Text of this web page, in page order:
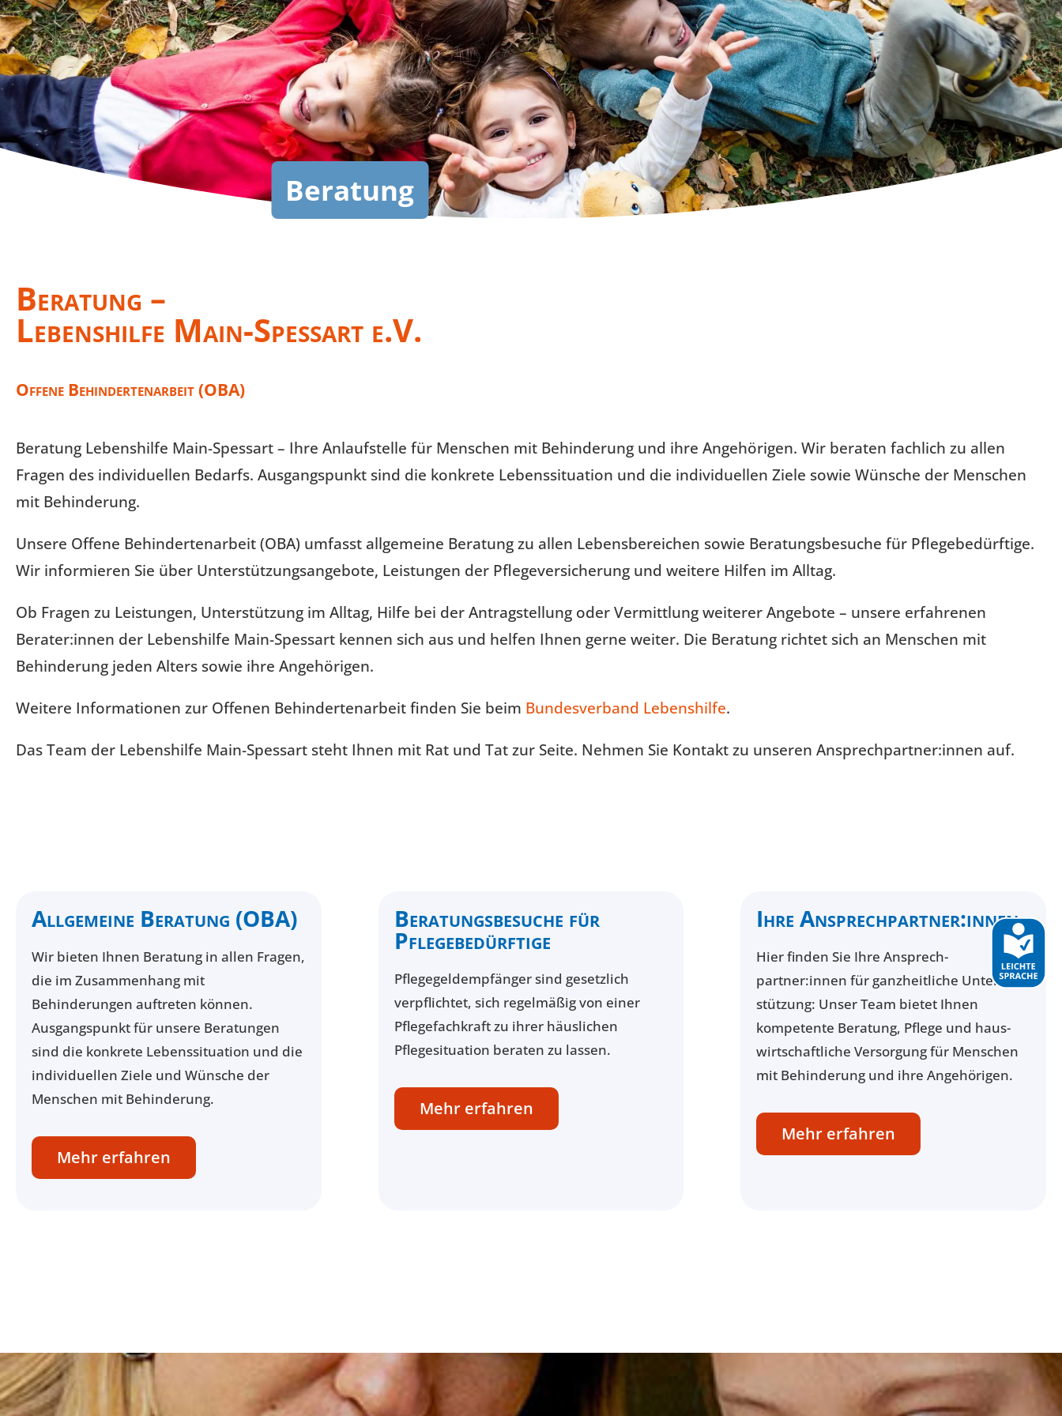
Beratung
Beratung –
Lebenshilfe Main-Spessart e.V.
Offene Behindertenarbeit (OBA)
Beratung Lebenshilfe Main-Spessart – Ihre Anlaufstelle für Menschen mit Behinderung und ihre Angehörigen. Wir beraten fachlich zu allen
Fragen des individuellen Bedarfs. Ausgangspunkt sind die konkrete Lebenssituation und die individuellen Ziele sowie Wünsche der Menschen
mit Behinderung.
Unsere Offene Behindertenarbeit (OBA) umfasst allgemeine Beratung zu allen Lebensbereichen sowie Beratungsbesuche für Pflegebedürftige.
Wir informieren Sie über Unterstützungsangebote, Leistungen der Pflegeversicherung und weitere Hilfen im Alltag.
Ob Fragen zu Leistungen, Unterstützung im Alltag, Hilfe bei der Antragstellung oder Vermittlung weiterer Angebote – unsere erfahrenen
Berater:innen der Lebenshilfe Main-Spessart kennen sich aus und helfen Ihnen gerne weiter. Die Beratung richtet sich an Menschen mit
Behinderung jeden Alters sowie ihre Angehörigen.
Weitere Informationen zur Offenen Behindertenarbeit finden Sie beim Bundesverband Lebenshilfe.
Das Team der Lebenshilfe Main-Spessart steht Ihnen mit Rat und Tat zur Seite. Nehmen Sie Kontakt zu unseren Ansprechpartner:innen auf.
Allgemeine Beratung (OBA)
Wir bieten Ihnen Beratung in allen Fragen,
die im Zusammenhang mit
Behinderungen auftreten können.
Ausgangspunkt für unsere Beratungen
sind die konkrete Lebenssituation und die
individuellen Ziele und Wünsche der
Menschen mit Behinderung.
Mehr erfahren
Beratungsbesuche für
Pflegebedürftige
Pflegegeldempfänger sind gesetzlich
verpflichtet, sich regelmäßig von einer
Pflegefachkraft zu ihrer häuslichen
Pflegesituation beraten zu lassen.
Mehr erfahren
Ihre Ansprech­partner:innen
Hier finden Sie Ihre Ansprech­
partner:innen für ganz­heitliche Unter­
stützung: Unser Team bietet Ihnen
kompetente Beratung, Pflege und haus­
wirt­schaftliche Versorgung für Menschen
mit Behinderung und ihre Angehörigen.
Mehr erfahren